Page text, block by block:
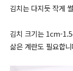
김치는 다지듯 작게
김치 크기는 1cm-
삶은 계란도 필요합니